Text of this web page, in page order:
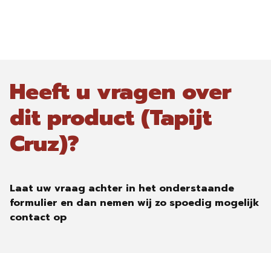
Heeft u vragen over
dit product (Tapijt
Cruz)?
Laat uw vraag achter in het onderstaande
formulier en dan nemen wij zo spoedig mogelijk
contact op